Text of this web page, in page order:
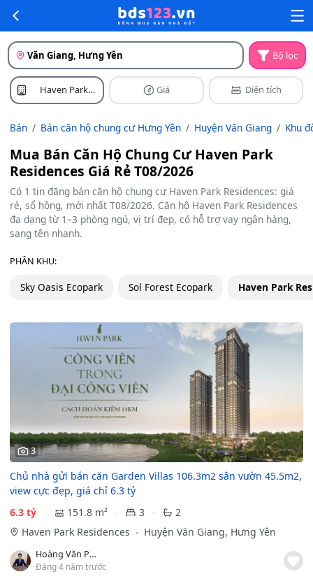
Văn Giang, Hưng Yên Bộ lọc
Haven Park
Residences
Giá Diện tích
Bán Bán căn hộ chung cư Hưng Yên Huyện Văn Giang Khu
Mua Bán Căn Hộ Chung Cư Haven Park
Residences Giá Rẻ T08/2026
Có 1 tin đăng bán căn hộ chung cư Haven Park Residences: giá
rẻ, sổ hồng, mới nhất T08/2026. Căn hộ Haven Park Residences
đa dạng từ 1–3 phòng ngủ, vị trí đẹp, có hỗ trợ vay ngân hàng,
sang tên nhanh.
PHÂN KHU:
Sky Oasis Ecopark Sol Forest Ecopark Haven Park
3
Chủ nhà gửi bán căn Garden Villas 106.3m2 sân vườn 45.5m2,
view cực đẹp, giá chỉ 6.3 tỷ
6.3 tỷ
151.8 m² 3
2
Haven Park Residences
Huyện Văn Giang, Hưng Yên
Hoàng Văn Phong
Đăng 4 năm trước